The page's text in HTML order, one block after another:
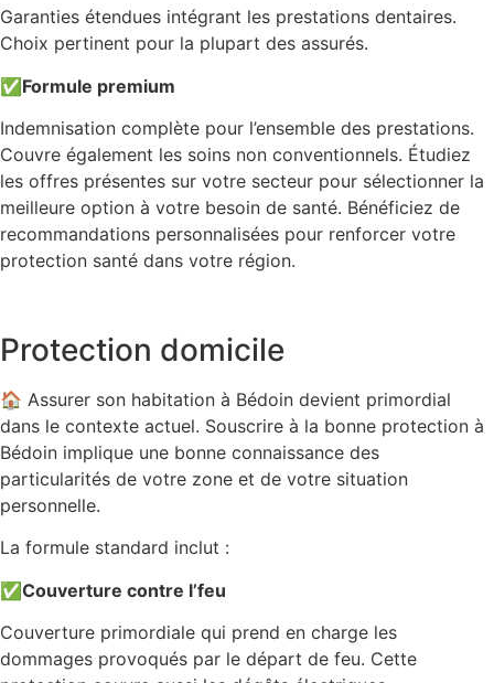
Garanties étendues intégrant les prestations dentaires.
Choix pertinent pour la plupart des assurés.
✅Formule premium
Indemnisation complète pour l’ensemble des prestations.
Couvre également les soins non conventionnels. Étudiez
les offres présentes sur votre secteur pour sélectionner la
meilleure option à votre besoin de santé. Bénéficiez de
recommandations personnalisées pour renforcer votre
protection santé dans votre région.
Protection domicile
🏠 Assurer son habitation à Bédoin devient primordial
dans le contexte actuel. Souscrire à la bonne protection à
Bédoin implique une bonne connaissance des
particularités de votre zone et de votre situation
personnelle.
La formule standard inclut :
✅Couverture contre l’feu
Couverture primordiale qui prend en charge les
dommages provoqués par le départ de feu. Cette